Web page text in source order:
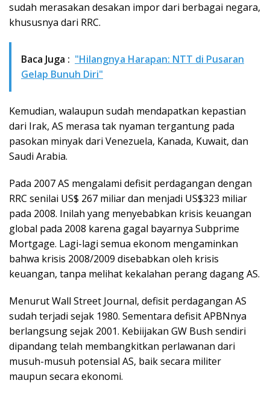
sudah merasakan desakan impor dari berbagai negara,
khususnya dari RRC.
Baca Juga : "Hilangnya Harapan: NTT di Pusaran
Gelap Bunuh Diri"
Kemudian, walaupun sudah mendapatkan kepastian
dari Irak, AS merasa tak nyaman tergantung pada
pasokan minyak dari Venezuela, Kanada, Kuwait, dan
Saudi Arabia.
Pada 2007 AS mengalami defisit perdagangan dengan
RRC senilai US$ 267 miliar dan menjadi US$323 miliar
pada 2008. Inilah yang menyebabkan krisis keuangan
global pada 2008 karena gagal bayarnya Subprime
Mortgage. Lagi-lagi semua ekonom mengaminkan
bahwa krisis 2008/2009 disebabkan oleh krisis
keuangan, tanpa melihat kekalahan perang dagang AS.
Menurut Wall Street Journal, defisit perdagangan AS
sudah terjadi sejak 1980. Sementara defisit APBNnya
berlangsung sejak 2001. Kebiijakan GW Bush sendiri
dipandang telah membangkitkan perlawanan dari
musuh-musuh potensial AS, baik secara militer
maupun secara ekonomi.